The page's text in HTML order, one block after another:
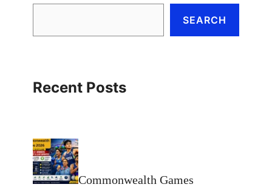
SEARCH
Recent Posts
Commonwealth Games